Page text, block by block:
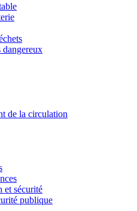
dangereux
de la circulation
et sécurité
publique